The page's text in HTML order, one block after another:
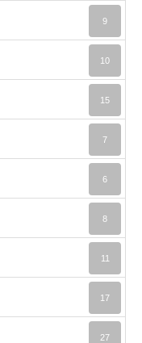
9
10
15
7
6
8
11
17
27